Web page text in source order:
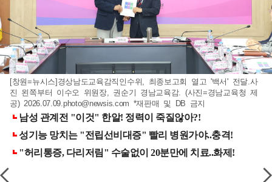
[창원=뉴시스]경상남도교육감직인수위, 최종보고회 열고 '백서' 전달.사
진 왼쪽부터 이수오 위원장, 권순기 경남교육감. (사진=경남교육청 제
공) 2026.07.09.photo@newsis.com *재판매 및 DB 금지